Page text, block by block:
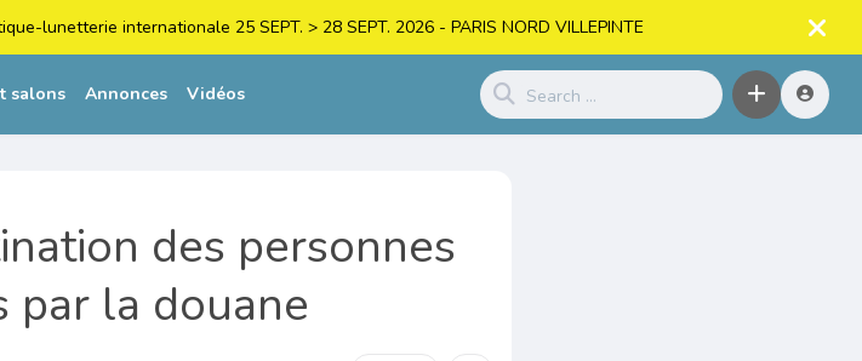
lunetterie internationale 25 SEPT. > 28 SEPT. 2026 - PARIS NORD VILLEPINTE
salons Annonces Vidéos
des personnes
par la douane